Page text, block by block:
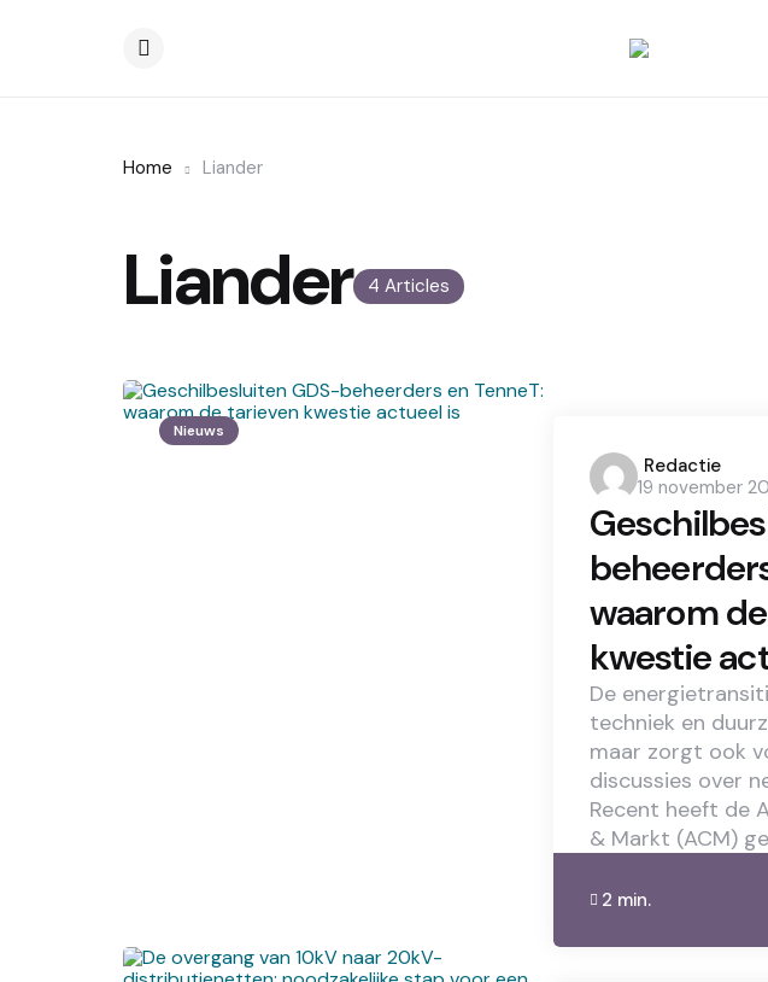
Home Liander
4 Articles
Liander
Nieuws
Posted
by
Redactie
19 november
waarom
kwestie
De
techniek en
maar zorgt ook
discussies over
Recent heeft de
& Markt (ACM)
2 min.